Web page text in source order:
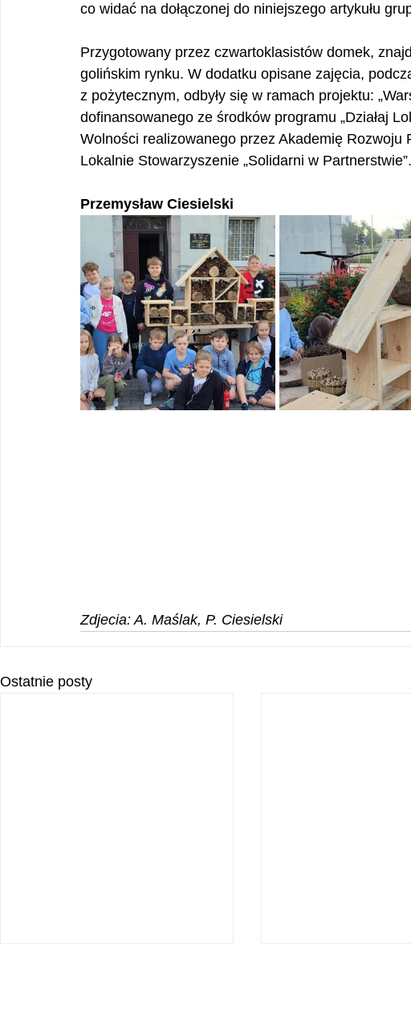
co widać na dołączonej do niniejszego artykułu
Przygotowany przez czwartoklasistów domek,
golińskim rynku. W dodatku opisane zajęcia,
z pożytecznym, odbyły się w ramach projektu:
dofinansowanego ze środków programu „Działaj
Wolności realizowanego przez Akademię Rozwoju
Lokalnie Stowarzyszenie „Solidarni w Partnerstwie”.
Przemysław Ciesielski
Zdjecia: A. Maślak, P. Ciesielski
Ostatnie posty